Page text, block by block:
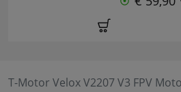
T-Motor Velox V2207 V3 FPV